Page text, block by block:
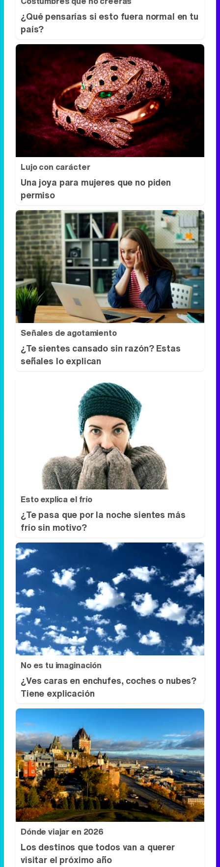
Costumbres que no creerás
¿Qué pensarías si esto fuera normal en tu
país?
Lujo con carácter
Una joya para mujeres que no piden
permiso
Señales de agotamiento
¿Te sientes cansado sin razón? Estas
señales lo explican
Esto explica el frío
¿Te pasa que por la noche sientes más
frío sin motivo?
No es tu imaginación
¿Ves caras en enchufes, coches o nubes?
Tiene explicación